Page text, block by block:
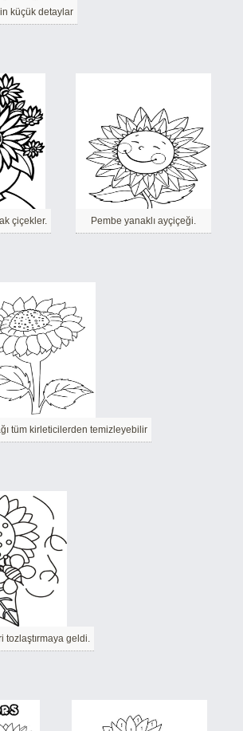
küçük detaylar
çiçekler. Pembe yanaklı ayçiçeği.
tüm kirleticilerden temizleyebilir
tozlaştırmaya geldi.